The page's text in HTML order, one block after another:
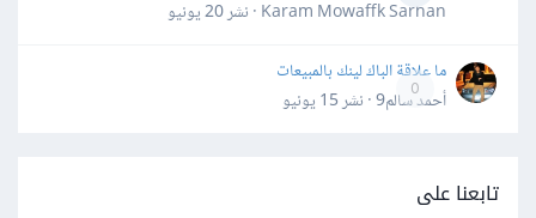
Karam Mowaffk Sarhan · نشر
20 يونيو
0
ما علاقة الباك لينك بالمبيعات
أحمد سالم9 · نشر
15 يونيو
تابعنا على